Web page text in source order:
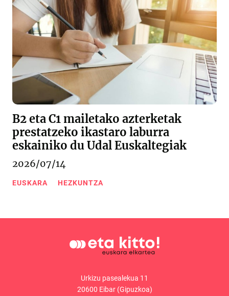
B2 eta C1 mailetako azterketak
prestatzeko ikastaro laburra
eskainiko du Udal Euskaltegiak
2026/07/14
EUSKARA HEZKUNTZA
Urkizu pasealekua 11
20600 Eibar (Gipuzkoa)